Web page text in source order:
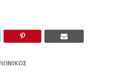
ΙΩΝΙΚΌΣ